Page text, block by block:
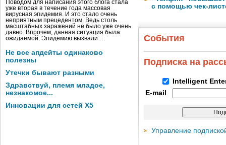
Поводом для написания этого блога стала
уже вторая в течение года массовая
вирусная эпидемия. И это стало очень
неприятным прецедентом. Ведь столь
масштабных заражений не было уже очень
давно. Впрочем, данная ситуация была
ожидаемой. Эпидемию вызвали …
Не все апдейты одинаково
полезны
Утечки бывают разными
Здравствуй, племя младое,
незнакомое...
Инновации для сетей X5
с помощью чек-
События
Подписка на
Intelligent
E-mail
Управление